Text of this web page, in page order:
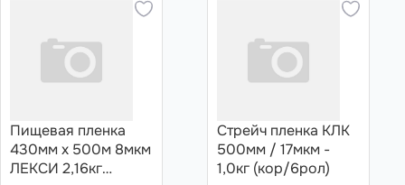
Пищевая пленка
430мм х 500м 8мкм
ЛЕКСИ 2,16кг
Стрейч пленка КЛК
500мм / 17мкм -
1,0кг (кор/6рол)